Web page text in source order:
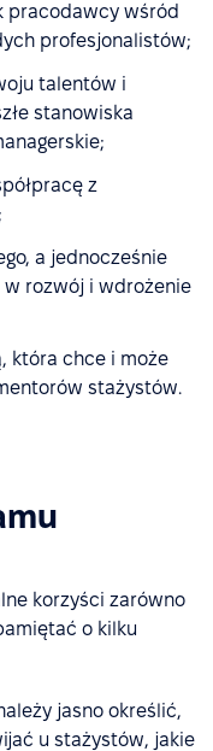
pracodawcy wśród
profesjonalistów;
talentów i
stanowiska
z
a jednocześnie
rozwój i wdrożenie
która chce i może
stażystów.
korzyści zarówno
o kilku
jasno określić,
u stażystów, jakie